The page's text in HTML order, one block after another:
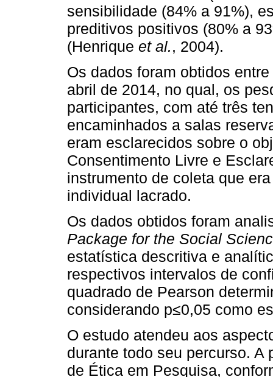
sensibilidade (84% a 91%),
preditivos positivos (80% a
(Henrique et al., 2004).
Os dados foram obtidos
abril de 2014, no qual, os
participantes, com até três
encaminhados a salas
eram esclarecidos sobre o
Consentimento Livre e
instrumento de coleta que
individual lacrado.
Os dados obtidos foram
Package for the Social
estatística descritiva e
respectivos intervalos de
quadrado de Pearson
considerando p≤0,05 como
O estudo atendeu aos
durante todo seu percurso.
de Ética em Pesquisa,